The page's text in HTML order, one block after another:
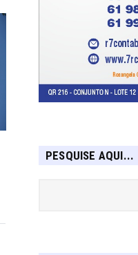
PESQUISE AQUI...